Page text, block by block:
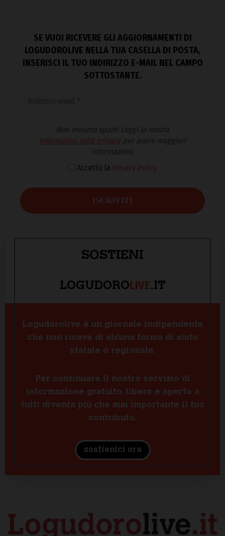
SE VUOI RICEVERE GLI AGGIORNAMENTI DI
LOGUDOROLIVE NELLA TUA CASELLA DI POSTA,
INSERISCI IL TUO INDIRIZZO E-MAIL NEL CAMPO
SOTTOSTANTE.
Non inviamo spam! Leggi la nostra
Informativa sulla privacyper avere maggiori
informazioni.
Accetto la Privacy Policy
SOSTIENI
LOGUDOROLIVE.IT
Logudorolive è un giornale indipendente
che non riceve di alcuna forma di aiuto
statale o regionale.
Per continuare il nostro servizio di
informazione gratuito, libero e aperto a
tutti diventa più che mai importante il tuo
contributo.
sostienici ora